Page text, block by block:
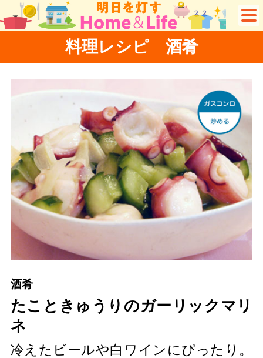
料理レシピ 酒肴
酒肴
たこときゅうりのガーリックマリ
ネ
冷えたビールや白ワインにぴったり。